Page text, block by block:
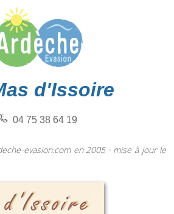
d'Issoire
04 75 38 64 19
evasion.com en 2005 · mise à jour le